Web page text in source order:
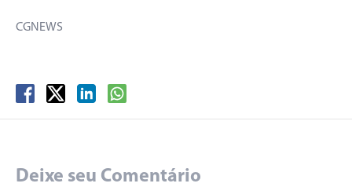
CGNEWS
Deixe seu Comentário